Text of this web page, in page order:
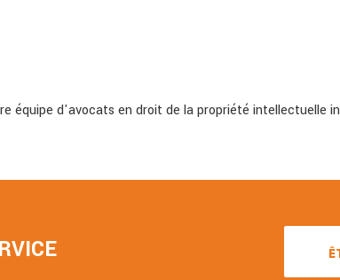
équipe d'avocats en droit de la propriété intellectuelle